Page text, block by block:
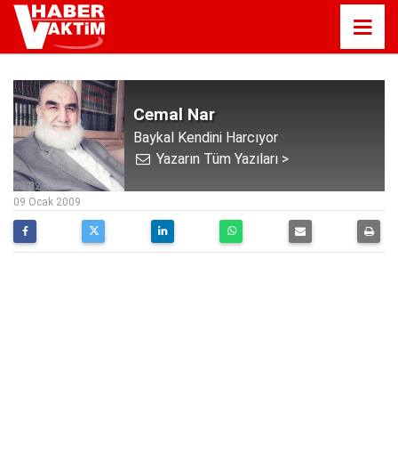
Cemal Nar
Baykal Kendini Harcıyor
Yazarın Tüm Yazıları >
00:02
09 Ocak 2009